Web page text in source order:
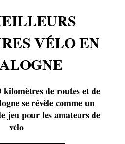
VÉLO EN
kilomètres de routes et de
se révèle comme un
jeu pour les amateurs de
vélo